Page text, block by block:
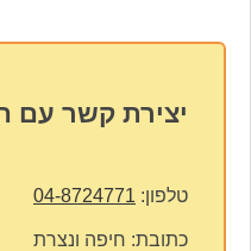
יצירת קשר עם
טלפון: 04-8724771
כתובת: חיפה ונצרת